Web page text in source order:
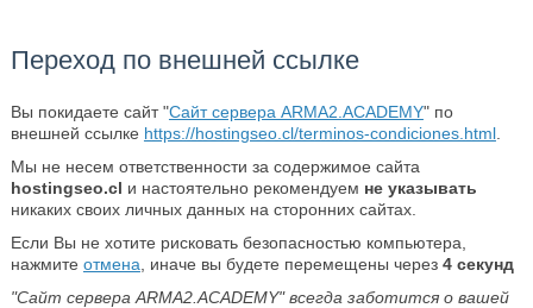
Переход по внешней ссылке
Вы покидаете сайт "Сайт сервера ARMA2.ACADEMY" по
внешней ссылке https://hostingseo.cl/terminos-condiciones.html.
Мы не несем ответственности за содержимое сайта
hostingseo.cl и настоятельно рекомендуем не указывать
никаких своих личных данных на сторонних сайтах.
Если Вы не хотите рисковать безопасностью компьютера,
нажмите отмена , иначе вы будете перемещены через 4секунд
"Сайт сервера ARMA2.ACADEMY" всегда заботится о вашей